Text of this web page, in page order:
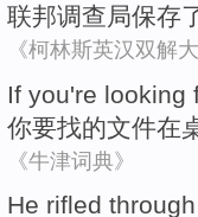
联邦调查局保存
《柯林斯英汉双解
If you're looking
你要找的文件在
《牛津词典》
He rifled